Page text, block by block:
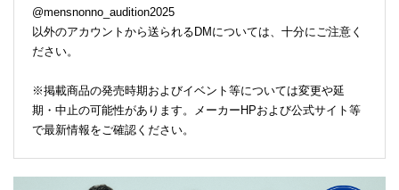
@mensnonno_audition2025
以外のアカウントから送られるDMについては、十分にご注意く
ださい。
※掲載商品の発売時期およびイベント等については変更や延
期・中止の可能性があります。メーカーHPおよび公式サイト等
で最新情報をご確認ください。